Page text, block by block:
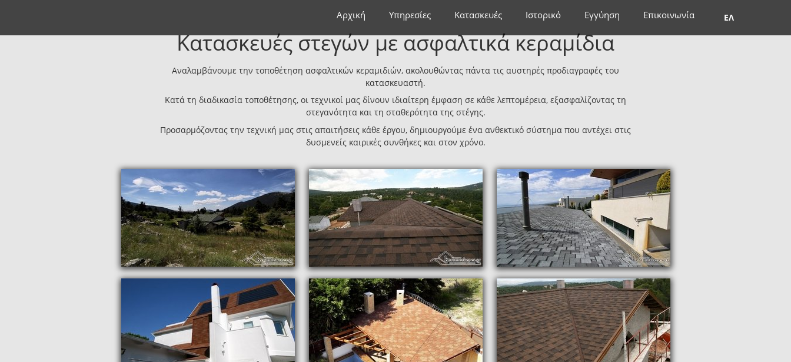
Αρχική Υπηρεσίες Κατασκευές Ιστορικό Εγγύηση Επικοινωνία ΕΛ
Κατασκευές στεγών με ασφαλτικά κεραμίδια
Αναλαμβάνουμε την τοποθέτηση ασφαλτικών κεραμιδιών, ακολουθώντας πάντα τις αυστηρές προδιαγραφές του
κατασκευαστή.
Κατά τη διαδικασία τοποθέτησης, οι τεχνικοί μας δίνουν ιδιαίτερη έμφαση σε κάθε λεπτομέρεια, εξασφαλίζοντας τη
στεγανότητα και τη σταθερότητα της στέγης.
Προσαρμόζοντας την τεχνική μας στις απαιτήσεις κάθε έργου, δημιουργούμε ένα ανθεκτικό σύστημα που αντέχει στις
δυσμενείς καιρικές συνθήκες και στον χρόνο.